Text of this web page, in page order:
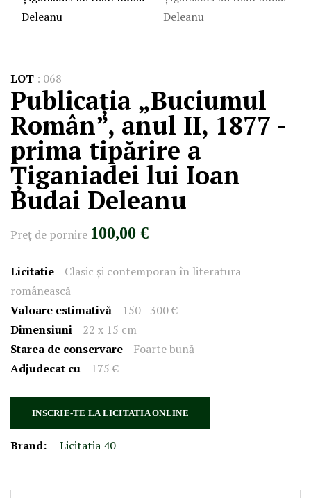
LOT : 068
Publicația „Buciumul
Român”, anul II, 1877 -
prima tipărire a
Țiganiadei lui Ioan
Budai Deleanu
Preţ de pornire 100,00 €
Licitatie
Clasic și contemporan în literatura
românească
Valoare estimativă
150 - 300 €
Dimensiuni
22 x 15 cm
Starea de conservare
Foarte bună
Adjudecat cu
175 €
INSCRIE-TE LA LICITATIA ONLINE
Brand: Licitatia 40